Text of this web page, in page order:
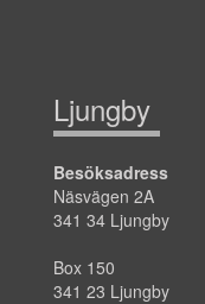
Ljungby
Besöksadress
Näsvägen 2A
341 34 Ljungby
Box 150
341 23 Ljungby